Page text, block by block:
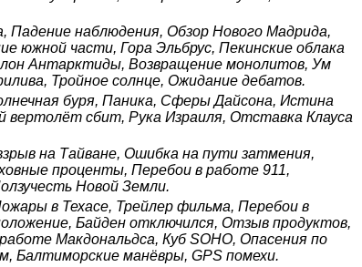
наблюдения, Обзор Нового Мадрида,
южной части, Гора Эльбрус, Пекинские облака
Антарктиды, Возвращение монолитов, Ум
Тройное солнце, Ожидание дебатов.
буря, Паника, Сферы Дайсона, Истина
сбит, Рука Израиля, Отставка Клауса
на Тайване, Ошибка на пути затмения,
проценты, Перебои в работе 911,
Новой Земли.
в Техасе, Трейлер фильма, Перебои в
Байден отключился, Отзыв продуктов,
Макдональдса, Куб SOHO, Опасения по
Балтиморские манёвры, GPS помехи.